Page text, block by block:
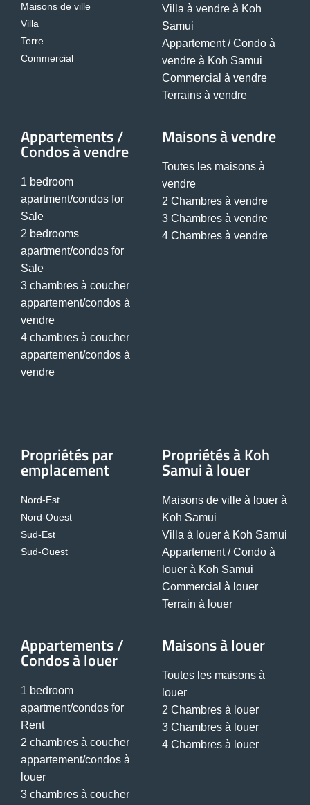
Maisons de ville
Villa
Terre
Commercial
Villa à vendre à Koh
Samui
Appartement / Condo à
vendre à Koh Samui
Commercial à vendre
Terrains à vendre
Appartements /
Condos à vendre
1 bedroom
apartment/condos for
Sale
2 bedrooms
apartment/condos for
Sale
3 chambres à coucher
appartement/condos à
vendre
4 chambres à coucher
appartement/condos à
vendre
Maisons à vendre
Toutes les maisons à
vendre
2 Chambres à vendre
3 Chambres à vendre
4 Chambres à vendre
Propriétés par
emplacement
Nord-Est
Nord-Ouest
Sud-Est
Sud-Ouest
Propriétés à Koh
Samui à louer
Maisons de ville à louer à
Koh Samui
Villa à louer à Koh Samui
Appartement / Condo à
louer à Koh Samui
Commercial à louer
Terrain à louer
Appartements /
Condos à louer
1 bedroom
apartment/condos for
Rent
2 chambres à coucher
appartement/condos à
louer
3 chambres à coucher
Maisons à louer
Toutes les maisons à
louer
2 Chambres à louer
3 Chambres à louer
4 Chambres à louer